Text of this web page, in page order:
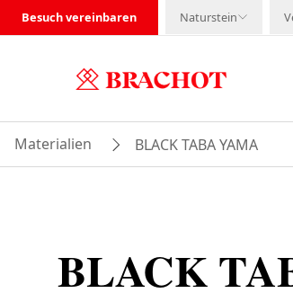
Besuch vereinbaren Naturstein
Materialien BLACK TABA YAMA
BLACK